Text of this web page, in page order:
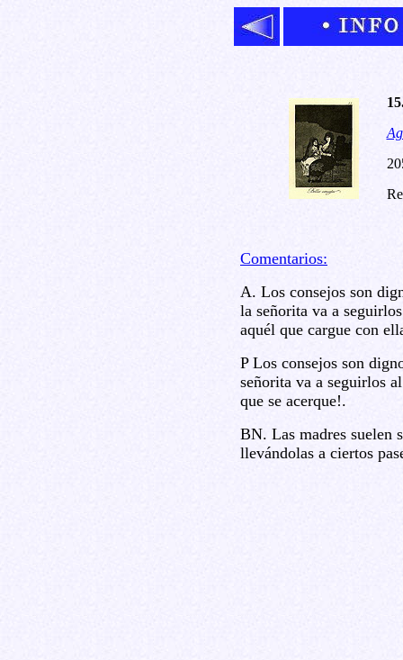
Comentarios:
A. Los consejos son
la señorita va a
aquél que cargue con
P Los consejos son
señorita va a seguirlos
que se acerque!.
BN. Las madres suelen
llevándolas a ciertos